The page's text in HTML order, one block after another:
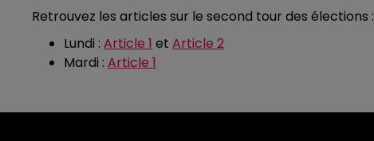
Retrouvez les articles sur le second tour des élections :
Lundi : Article 1 et Article 2
Mardi : Article 1